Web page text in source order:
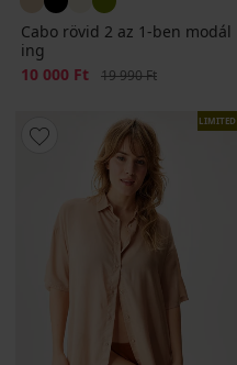
Cabo rövid 2 az 1-ben modál
ing
Kedvezmény
10 000 Ft Eredeti ár
19 990 Ft
LIMITED